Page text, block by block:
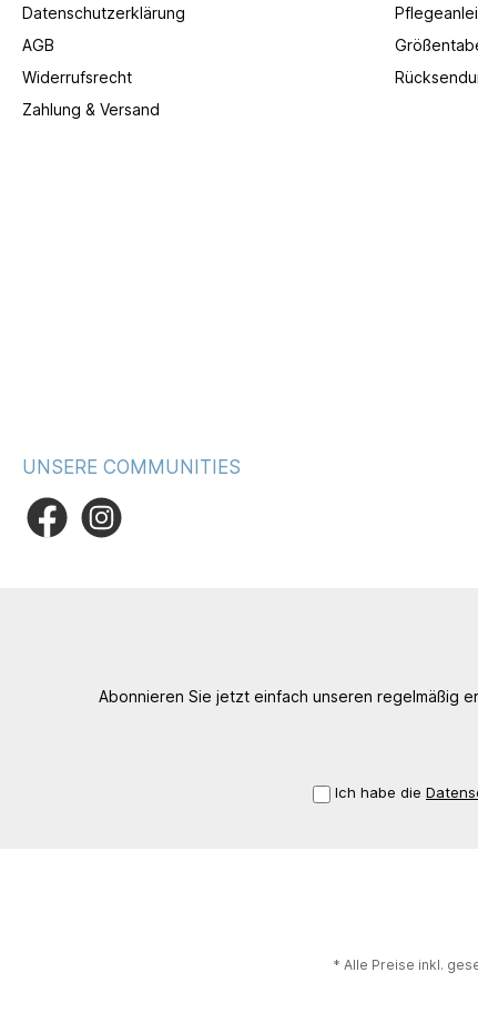
Datenschutzerklärung
AGB
Widerrufsrecht
Zahlung & Versand
UNSERE COMMUNITIES
Abonnieren Sie jetzt einfach unseren regelmäßig
Ich habe die
* Alle Preise inkl.